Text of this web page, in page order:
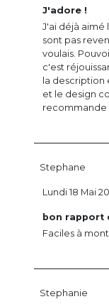
J'adore !
J'ai déjà aimé
sont pas
voulais.
c'est
la description
et le design
recommande
Stephane
bon rapport
Faciles à
Lundi 18 Mai
Stephanie